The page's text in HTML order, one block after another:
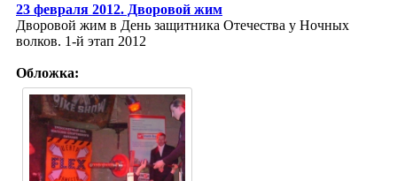
23 февраля 2012. Дворовой жим
Дворовой жим в День защитника Отечества у Ночных
волков. 1-й этап 2012
Обложка: